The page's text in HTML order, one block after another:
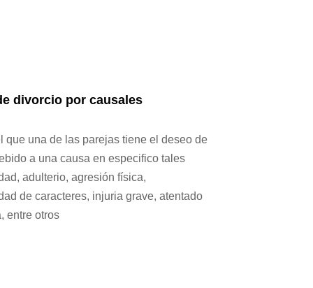
divorcio por causales
que una de las parejas tiene el deseo de
a una causa en especifico tales
adulterio, agresión física,
de caracteres, injuria grave, atentado
entre otros